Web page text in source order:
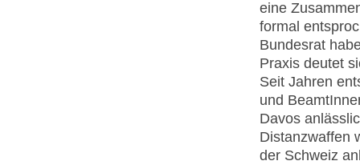
eine
formal
Bundesrat
Praxis deutet
Seit Jahren
und
Davos
Distanzwaffen
der Schweiz